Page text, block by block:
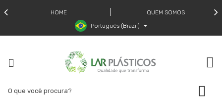
HOME
QUEM SOMOS
Português (Brazil)